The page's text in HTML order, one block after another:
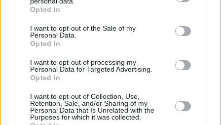
grant or deny consent to Google and its third-party tags to
use your data for below specified purposes in below Google
consent section.
Opted In
I want to opt-out of the Sale of my
Personal Data.
Opted In
I want to opt-out of processing my
Personal Data for Targeted Advertising.
Opted In
I want to opt-out of Collection, Use,
Retention, Sale, and/or Sharing of my
Personal Data that Is Unrelated with the
Purposes for which it was collected.
09.08.2026, 08:33
Ποιοι βρίσκονται πίσω από το viral
τραγούδι Μου Χρωστάς Έναν
Αύγουστο: «Δεν βασίστηκε στον
χρήση AI
09.08.2026, 14:18 11